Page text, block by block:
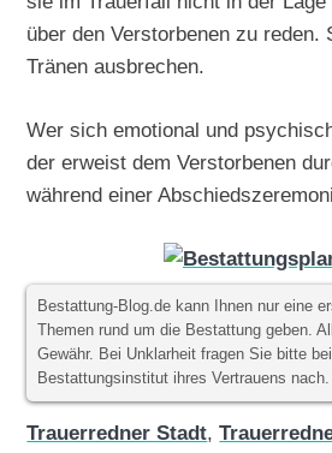
über den Verstorbenen zu reden.
Tränen ausbrechen.
Wer sich emotional und
der erweist dem Verstorbenen
während einer
Bestattung-Blog.de kann Ihnen nur eine
Themen rund um die Bestattung geben.
Gewähr. Bei Unklarheit fragen Sie bitte
Bestattungsinstitut ihres Vertrauens nach.
Trauerredner Stadt,